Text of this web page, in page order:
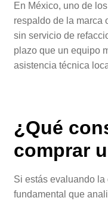
En México, uno de
respaldo de la marca
sin servicio de
plazo que un equipo
asistencia técnica
¿Qué
comprar
Si estás evaluando la
fundamental que